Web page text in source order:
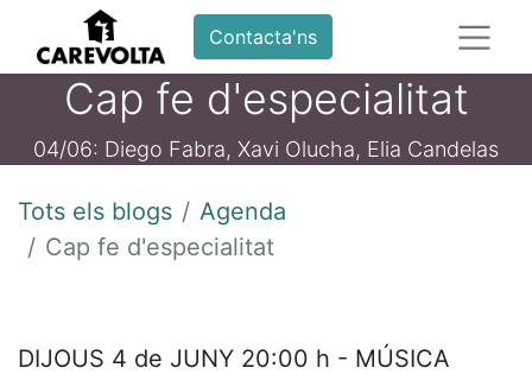
Contacta'ns
Cap fe d'especialitat
04/06: Diego Fabra, Xavi Olucha, Elia Candelas
Tots els blogs
Agenda
Cap fe d'especialitat
DIJOUS 4 de JUNY 20:00 h - MÚSICA